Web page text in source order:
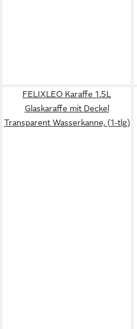
FELIXLEO Karaffe 1.5L
Glaskaraffe mit Deckel
Transparent Wasserkanne, (1-tlg)